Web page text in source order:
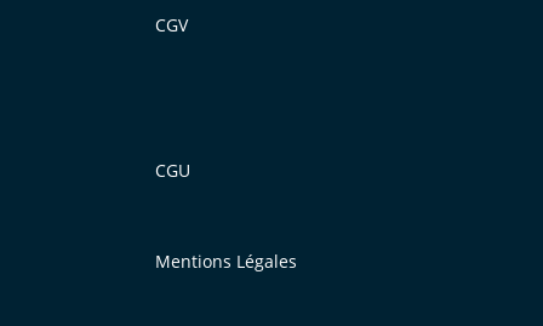
CGV
CGU
Mentions Légales